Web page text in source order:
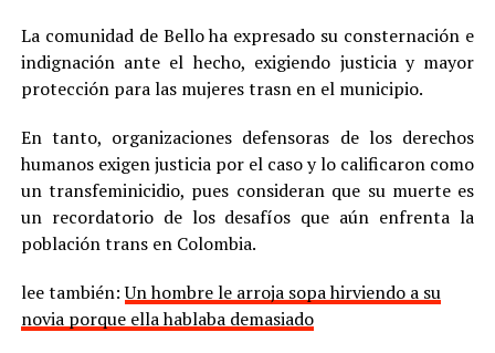
La comunidad de Bello ha expresado su consternación e
indignación ante el hecho, exigiendo justicia y mayor
protección para las mujeres trasn en el municipio.
En tanto, organizaciones defensoras de los derechos
humanos exigen justicia por el caso y lo calificaron como
un transfeminicidio, pues consideran que su muerte es
un recordatorio de los desafíos que aún enfrenta la
población trans en Colombia.
lee también:Un hombre le arroja sopa hirviendo a su
novia porque ella hablaba demasiado